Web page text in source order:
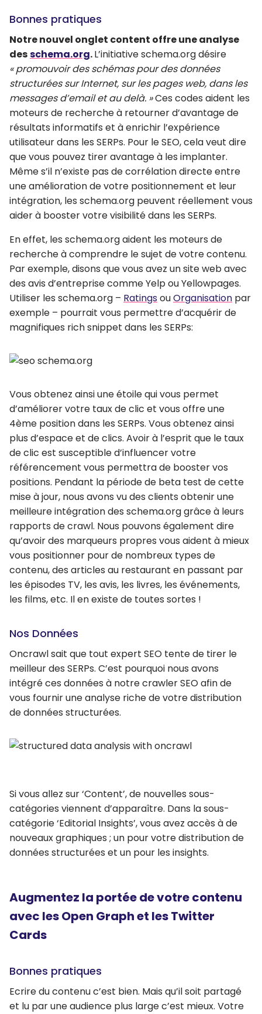
Bonnes pratiques
Notre nouvel onglet content offre une analyse
desschema.org.L’initiative schema.org désire
« promouvoir des schémas pour des données
structurées sur Internet, sur les pages web, dans les
messages d’email et au delà. »Ces codes aident les
moteurs de recherche à retourner d’avantage de
résultats informatifs et à enrichir l’expérience
utilisateur dans les SERPs. Pour le SEO, cela veut dire
que vous pouvez tirer avantage à les implanter.
Même s’il n’existe pas de corrélation directe entre
une amélioration de votre positionnement et leur
intégration, les schema.org peuvent réellement vous
aider à booster votre visibilité dans les SERPs.
En effet, les schema.org aident les moteurs de
recherche à comprendre le sujet de votre contenu.
Par exemple, disons que vous avez un site web avec
des avis d’entreprise comme Yelp ou Yellowpages.
Utiliser les schema.org – RatingsouOrganisation par
exemple – pourrait vous permettre d’acquérir de
magnifiques rich snippet dans les SERPs:
Vous obtenez ainsi une étoile qui vous permet
d’améliorer votre taux de clic et vous offre une
4ème position dans les SERPs. Vous obtenez ainsi
plus d’espace et de clics. Avoir à l’esprit que le taux
de clic est susceptible d’influencer votre
référencement vous permettra de booster vos
positions. Pendant la période de beta test de cette
mise à jour, nous avons vu des clients obtenir une
meilleure intégration des schema.org grâce à leurs
rapports de crawl. Nous pouvons également dire
qu’avoir des marqueurs propres vous aident à mieux
vous positionner pour de nombreux types de
contenu, des articles au restaurant en passant par
les épisodes TV, les avis, les livres, les événements,
les films, etc. Il en existe de toutes sortes !
Nos Données
Oncrawl sait que tout expert SEO tente de tirer le
meilleur des SERPs. C’est pourquoi nous avons
intégré ces données à notre crawler SEO afin de
vous fournir une analyse riche de votre distribution
de données structurées.
Si vous allez sur ‘Content’, de nouvelles sous-
catégories viennent d’apparaître. Dans la sous-
catégorie ‘Editorial Insights’, vous avez accès à de
nouveaux graphiques ; un pour votre distribution de
données structurées et un pour les insights.
Augmentez la portée de votre contenu
avec les Open Graph et les Twitter
Cards
Bonnes pratiques
Ecrire du contenu c’est bien. Mais qu’il soit partagé
et lu par une audience plus large c’est mieux. Votre